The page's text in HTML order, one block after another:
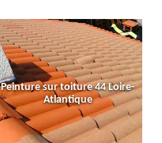
Peinture sur toiture 44 Loire-
Atlantique